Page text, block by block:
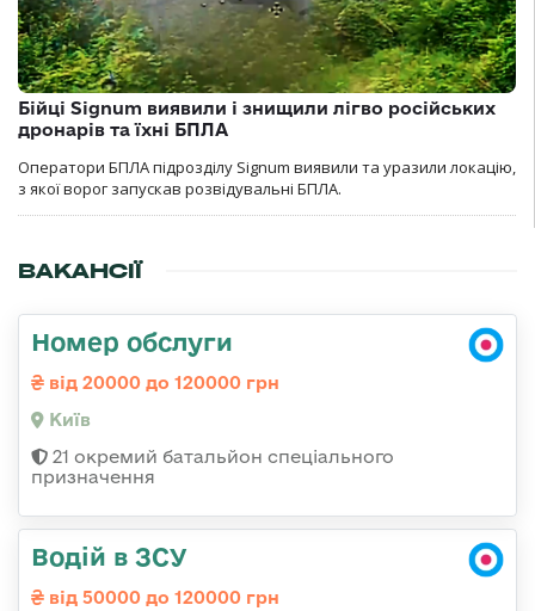
Бійці Signum виявили і знищили лігво російських
дронарів та їхні БПЛА
Оператори БПЛА підрозділу Signum виявили та уразили локацію,
з якої ворог запускав розвідувальні БПЛА.
ВАКАНСІЇ
Номер обслуги
від 20000 до 120000 грн
Київ
21 окремий батальйон спеціального
призначення
Водій в ЗСУ
від 50000 до 120000 грн